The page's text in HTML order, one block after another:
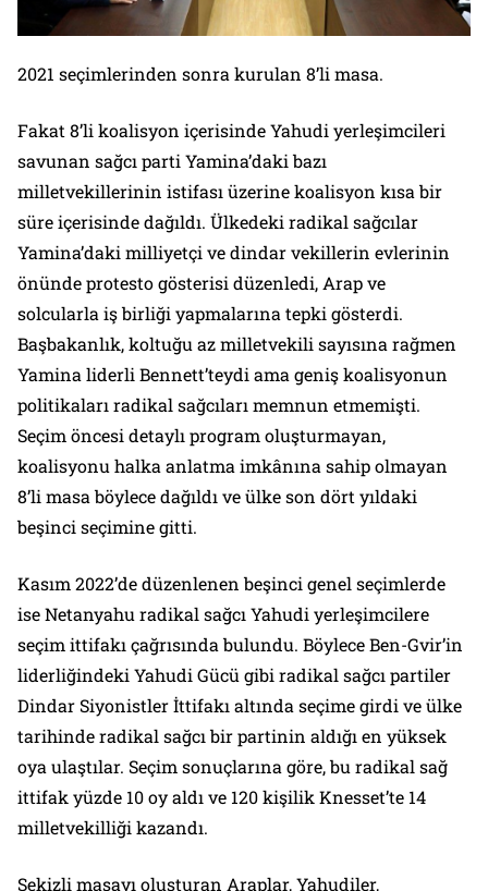
2021 seçimlerinden sonra kurulan 8’li masa.
Fakat 8’li koalisyon içerisinde Yahudi yerleşimcileri
savunan sağcı parti Yamina’daki bazı
milletvekillerinin istifası üzerine koalisyon kısa bir
süre içerisinde dağıldı. Ülkedeki radikal sağcılar
Yamina’daki milliyetçi ve dindar vekillerin evlerinin
önünde protesto gösterisi düzenledi, Arap ve
solcularla iş birliği yapmalarına tepki gösterdi.
Başbakanlık, koltuğu az milletvekili sayısına rağmen
Yamina liderli Bennett’teydi ama geniş koalisyonun
politikaları radikal sağcıları memnun etmemişti.
Seçim öncesi detaylı program oluşturmayan,
koalisyonu halka anlatma imkânına sahip olmayan
8’li masa böylece dağıldı ve ülke son dört yıldaki
beşinci seçimine gitti.
Kasım 2022’de düzenlenen beşinci genel seçimlerde
ise Netanyahu radikal sağcı Yahudi yerleşimcilere
seçim ittifakı çağrısında bulundu. Böylece Ben-Gvir’in
liderliğindeki Yahudi Gücü gibi radikal sağcı partiler
Dindar Siyonistler İttifakı altında seçime girdi ve ülke
tarihinde radikal sağcı bir partinin aldığı en yüksek
oya ulaştılar. Seçim sonuçlarına göre, bu radikal sağ
ittifak yüzde 10 oy aldı ve 120 kişilik Knesset’te 14
milletvekilliği kazandı.
Sekizli masayı oluşturan Araplar, Yahudiler,